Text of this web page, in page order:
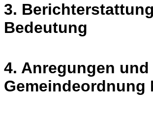
3.
Bedeutung
4. Anregungen
Gemeindeordnung